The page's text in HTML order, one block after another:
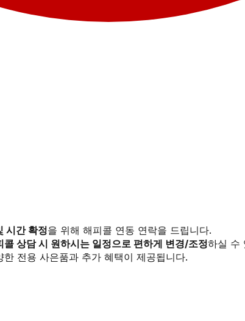
시간 확정을 위해 해피콜 연동 연락을 드립니다.
콜 상담 시 원하시는 일정으로 편하게 변경/조정하실 수
전용 사은품과 추가 혜택이 제공됩니다.